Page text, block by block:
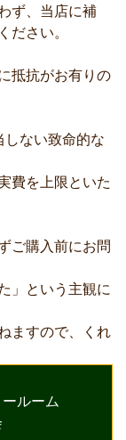
ず、当店に補
ださい。
抵抗がお有りの
しない致命的な
費を上限といた
ご購入前にお問
」という主観に
ますので、くれ
ルーム